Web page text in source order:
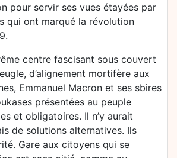
pour servir ses vues étayées par
qui ont marqué la révolution
centre fascisant sous couvert
d’alignement mortifère aux
Emmanuel Macron et ses sbires
présentées au peuple
et obligatoires. Il n’y aurait
de solutions alternatives. Ils
Gare aux citoyens qui se